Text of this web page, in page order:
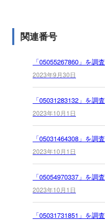
関連番号
「05055267860」を調査
2023年9月30日
「05031283132」を調査
2023年10月1日
「05031464308」を調査
2023年10月1日
「05054970337」を調査
2023年10月1日
「05031731851」を調査